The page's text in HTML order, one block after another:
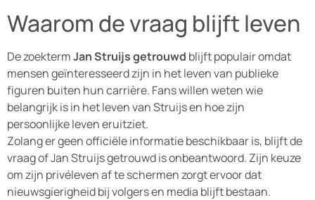
Waarom de vraag blijft leven
De zoektermJan Struijs getrouwd blijft populair omdat
mensen geïnteresseerd zijn in het leven van publieke
figuren buiten hun carrière. Fans willen weten wie
belangrijk is in het leven van Struijs en hoe zijn
persoonlijke leven eruitziet.
Zolang er geen officiële informatie beschikbaar is, blijft de
vraag of Jan Struijs getrouwd is onbeantwoord. Zijn keuze
om zijn privéleven af te schermen zorgt ervoor dat
nieuwsgierigheid bij volgers en media blijft bestaan.